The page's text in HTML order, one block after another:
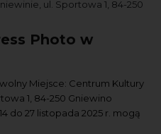
ul. Sportowa 1, 84-250
Photo w
wolny Miejsce: Centrum Kultury
1, 84-250 Gniewino
do 27 listopada 2025 r. mogą